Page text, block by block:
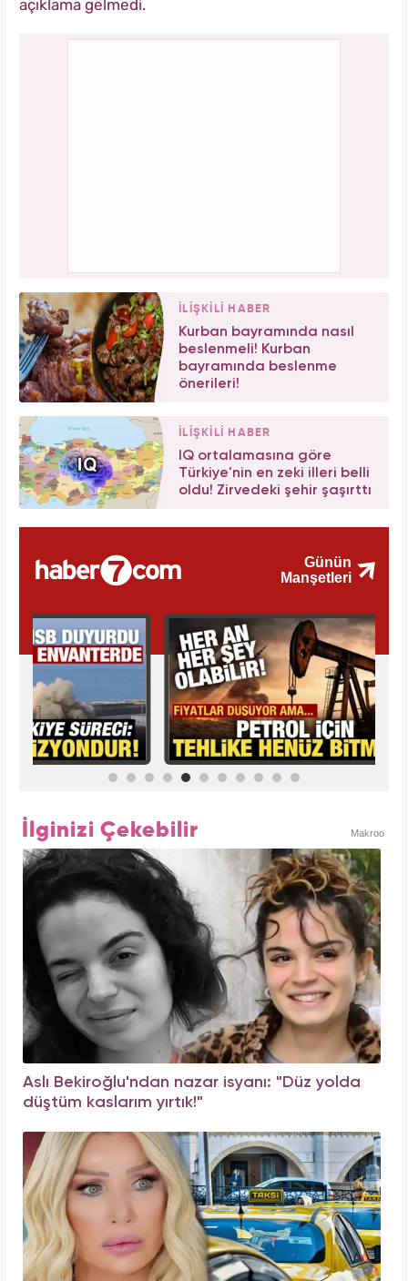
açıklama gelmedi.
İLİŞKİLİ HABER
Kurban bayramında nasıl
beslenmeli! Kurban
bayramında beslenme
önerileri!
İLİŞKİLİ HABER
IQ ortalamasına göre
Türkiye'nin en zeki illeri belli
oldu! Zirvedeki şehir şaşırttı
İlginizi Çekebilir Makroo
Aslı Bekiroğlu'ndan nazar isyanı: "Düz yolda
düştüm kaslarım yırtık!"